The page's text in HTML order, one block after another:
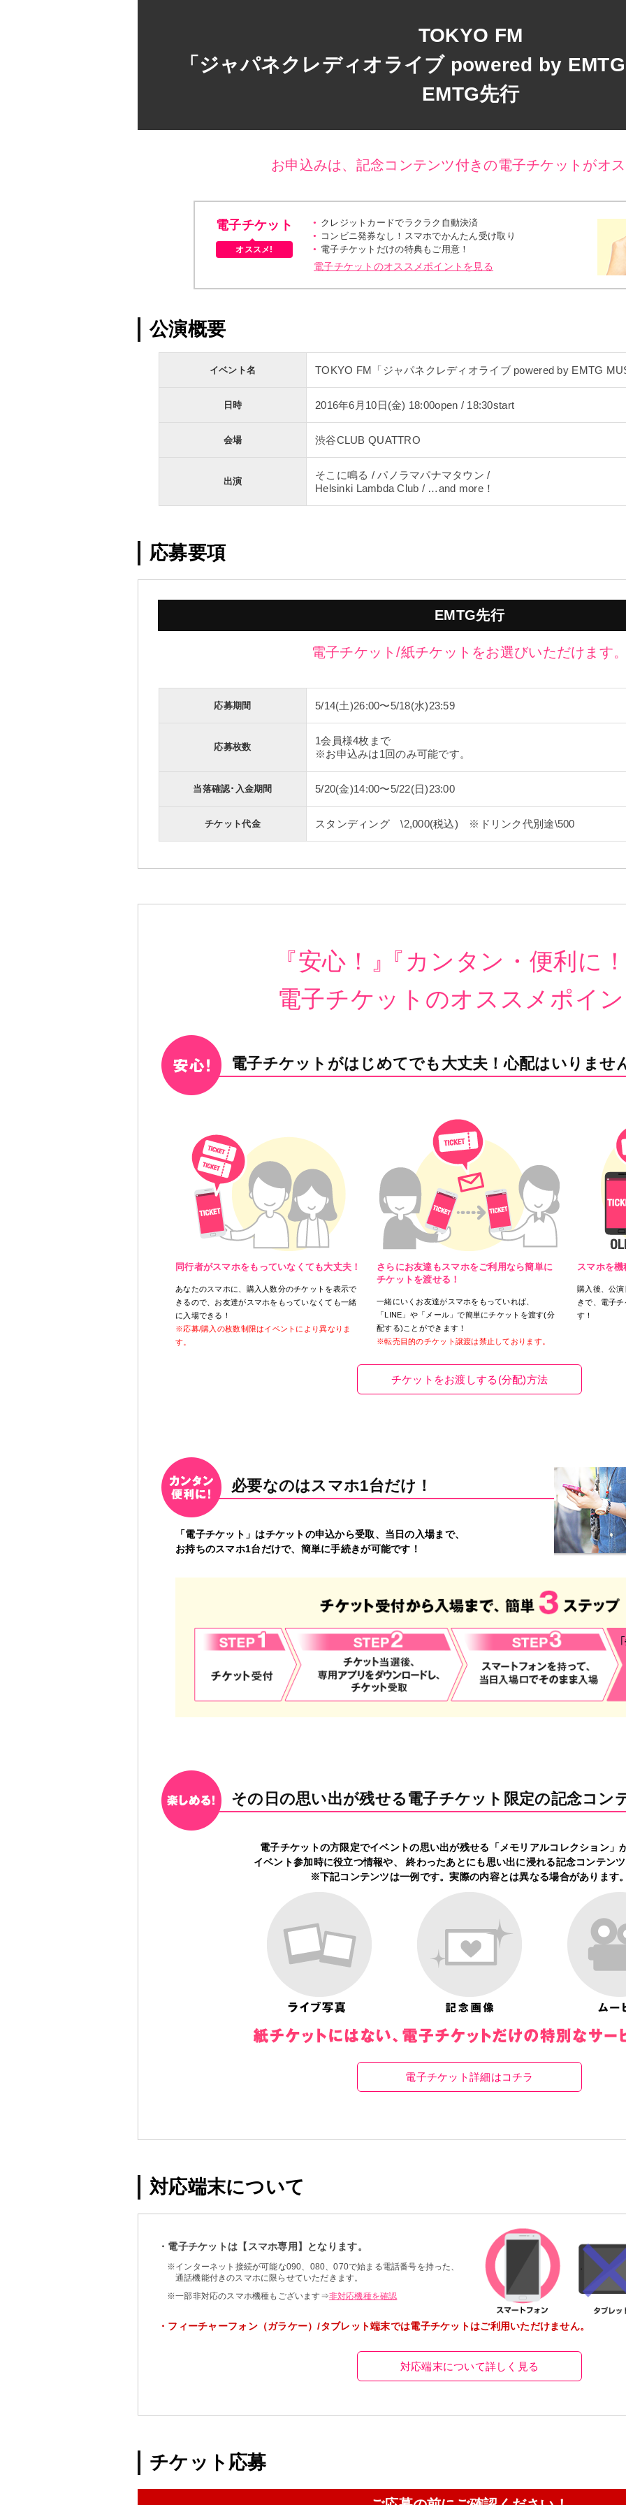
TOKYO FM
「ジャパネクレディオライブ powered by
EMTG先行
お申込みは、記念コンテンツ付きの電子チケットがオ
電子チケット
オススメ!
クレジットカードでラクラク自動決済
コンビニ発券なし！スマホでかんたん受け取り
電子チケットだけの特典もご用意！
電子チケットのオススメポイントを見る
公演概要
イベント名 TOKYO FM「ジャパネクレディオライブ powered by EMTG
日時 2016年6月10日(金) 18:00open / 18:30start
会場 渋谷CLUB QUATTRO
出演
そこに鳴る / パノラマパナマタウン /
Helsinki Lambda Club / …and more！
応募要項
EMTG先行
電子チケット/紙チケットをお選びいただけます
応募期間 5/14(土)26:00〜5/18(水)23:59
応募枚数
1会員様4枚まで
※お申込みは1回のみ可能です。
当落確認･入金期間 5/20(金)14:00〜5/22(日)23:00
チケット代金 スタンディング \2,000(税込) ※ドリンク代別途\500
『安心！』『 カンタン・便利に
電子チケットのオススメポイ
電子チケットがはじめてでも大丈夫！心配はいりませ
同行者がスマホをもっていなくても大丈夫！
あなたのスマホに、購入人数分のチケットを表示で
きるので、お友達がスマホをもっていなくても一緒
に入場できる！
※応募/購入の枚数制限はイベントにより異なりま
す。
さらにお友達もスマホをご利用なら簡単に
チケットを渡せる！
一緒にいくお友達がスマホをもっていれば、
「LINE」や「メール」で簡単にチケットを渡す(分
配する)ことができます！
※転売目的のチケット譲渡は禁止しております。
スマホを
購入後、公
きで、電子
す！
チケットをお渡しする(分配)方法
必要なのはスマホ1台だけ！
「電子チケット」はチケットの申込から受取、当日の入場まで、
お持ちのスマホ1台だけで、簡単に手続きが可能です！
その日の思い出が残せる電子チケット限定の記念コン
電子チケットの方限定でイベントの思い出が残せる「メモリアルコレクション」
イベント参加時に役立つ情報や、 終わったあとにも思い出に浸れる記念コンテン
※下記コンテンツは一例です。実際の内容とは異なる場合があります
電子チケット詳細はコチラ
対応端末について
・電子チケットは【スマホ専用】となります。
※インターネット接続が可能な090、080、070で始まる電話番号を持った、
通話機能付きのスマホに限らせていただきます。
※一部非対応のスマホ機種もございます⇒非対応機種を確認
・フィーチャーフォン（ガラケー）/タブレット端末では電子チケットはご利用いただけません。
対応端末について詳しく見る
チケット応募